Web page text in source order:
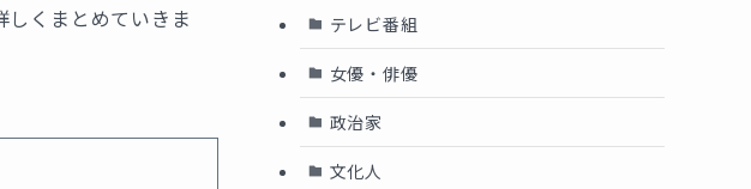
くまとめていきま
テレビ番組
女優・俳優
政治家
文化人